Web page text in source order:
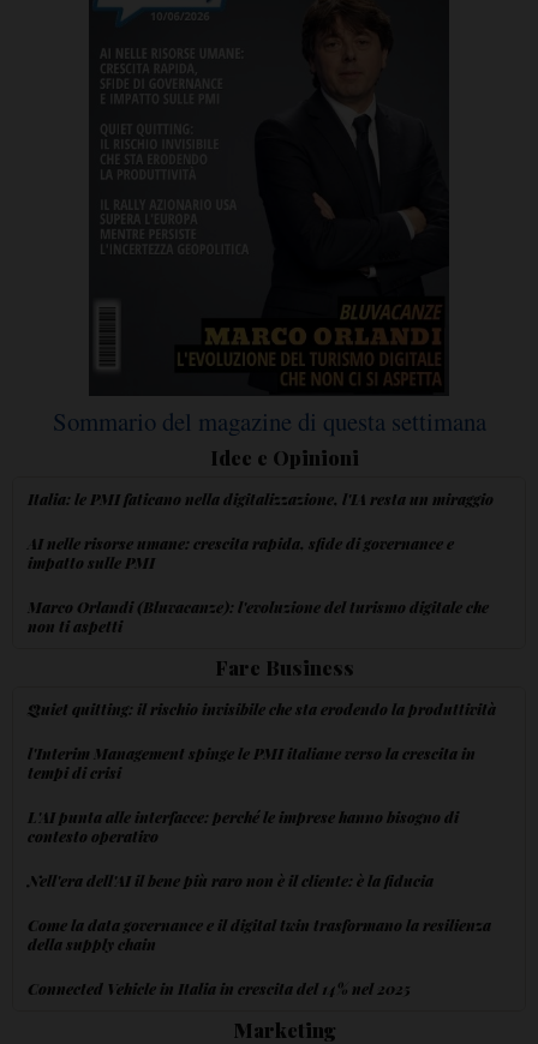
Sommario del magazine di questa settimana
Idee e Opinioni
Italia: le PMI faticano nella digitalizzazione, l'IA resta un miraggio
AI nelle risorse umane: crescita rapida, sfide di governance e
impatto sulle PMI
Marco Orlandi (Bluvacanze): l'evoluzione del turismo digitale che
non ti aspetti
Fare Business
Quiet quitting: il rischio invisibile che sta erodendo la produttività
l'Interim Management spinge le PMI italiane verso la crescita in
tempi di crisi
L'AI punta alle interfacce: perché le imprese hanno bisogno di
contesto operativo
Nell'era dell'AI il bene più raro non è il cliente: è la fiducia
Come la data governance e il digital twin trasformano la resilienza
della supply chain
Connected Vehicle in Italia in crescita del 14% nel 2025
Marketing